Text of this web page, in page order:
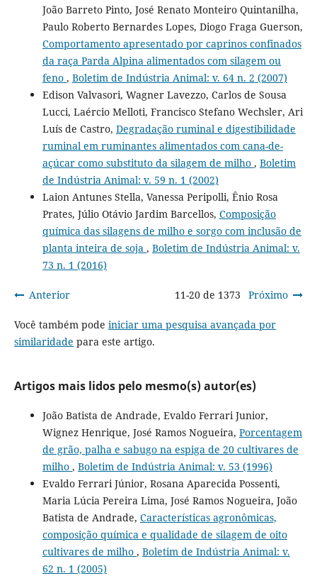
João Barreto Pinto, José Renato Monteiro Quintanilha,
Paulo Roberto Bernardes Lopes, Diogo Fraga Guerson,
Comportamento apresentado por caprinos confinados
da raça Parda Alpina alimentados com silagem ou
feno , Boletim de Indústria Animal: v. 64 n. 2 (2007)
Edison Valvasori, Wagner Lavezzo, Carlos de Sousa
Lucci, Laércio Melloti, Francisco Stefano Wechsler, Ari
Luís de Castro, Degradação ruminal e digestibilidade
ruminal em ruminantes alimentados com cana-de-
açúcar como substituto da silagem de milho , Boletim
de Indústria Animal: v. 59 n. 1 (2002)
Laion Antunes Stella, Vanessa Peripolli, Ênio Rosa
Prates, Júlio Otávio Jardim Barcellos, Composição
química das silagens de milho e sorgo com inclusão de
planta inteira de soja , Boletim de Indústria Animal: v.
73 n. 1 (2016)
Anterior 11-20 de 1373 Próximo
Você também pode iniciar uma pesquisa avançada por
similaridade para este artigo.
Artigos mais lidos pelo mesmo(s) autor(es)
João Batista de Andrade, Evaldo Ferrari Junior,
Wignez Henrique, José Ramos Nogueira, Porcentagem
de grão, palha e sabugo na espiga de 20 cultivares de
milho , Boletim de Indústria Animal: v. 53 (1996)
Evaldo Ferrari Júnior, Rosana Aparecida Possenti,
Maria Lúcia Pereira Lima, José Ramos Nogueira, João
Batista de Andrade, Características agronômicas,
composição química e qualidade de silagem de oito
cultivares de milho , Boletim de Indústria Animal: v.
62 n. 1 (2005)